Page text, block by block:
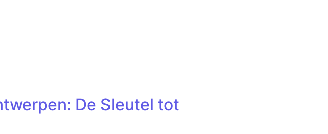
De Sleutel tot